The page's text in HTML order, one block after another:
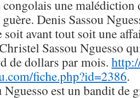
congolais une malédiction
Denis Sassou
soit avant tout soit une
Sassou Nguesso
de dollars par mois.
fiche.php?id=2386.
Nguesso est un bandit de